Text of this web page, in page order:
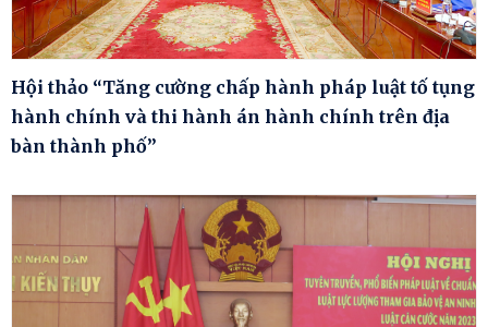
Hội thảo “Tăng cường chấp hành pháp luật tố tụng
hành chính và thi hành án hành chính trên địa
bàn thành phố”